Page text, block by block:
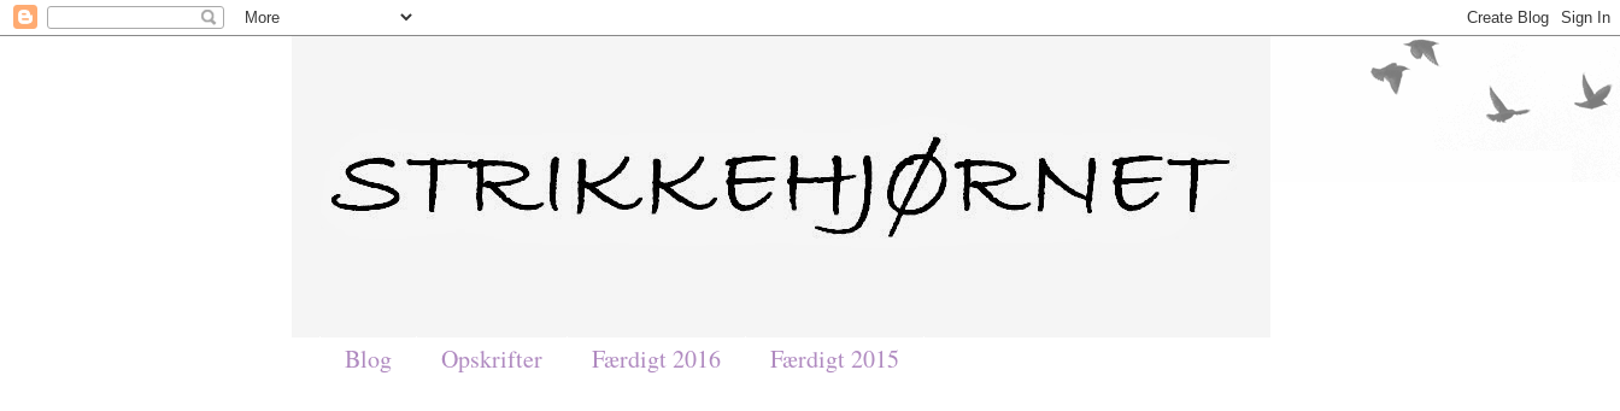
Blog Opskrifter Færdigt 2016 Færdigt 2015